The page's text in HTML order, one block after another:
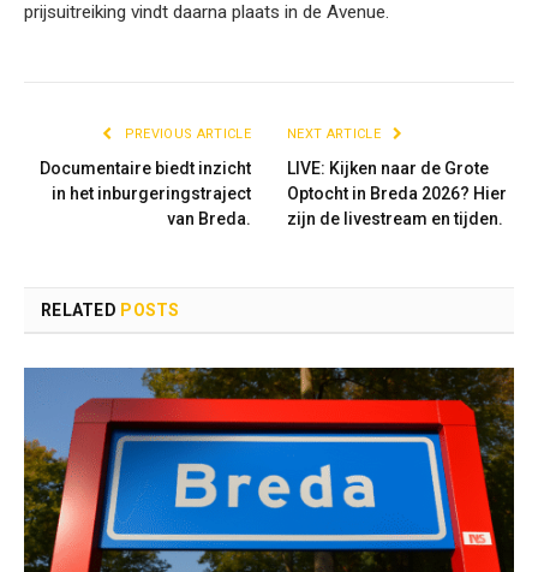
prijsuitreiking vindt daarna plaats in de Avenue.
PREVIOUS ARTICLE
Documentaire biedt inzicht
in het inburgeringstraject
van Breda.
NEXT ARTICLE
LIVE: Kijken naar de Grote
Optocht in Breda 2026? Hier
zijn de livestream en tijden.
RELATED POSTS